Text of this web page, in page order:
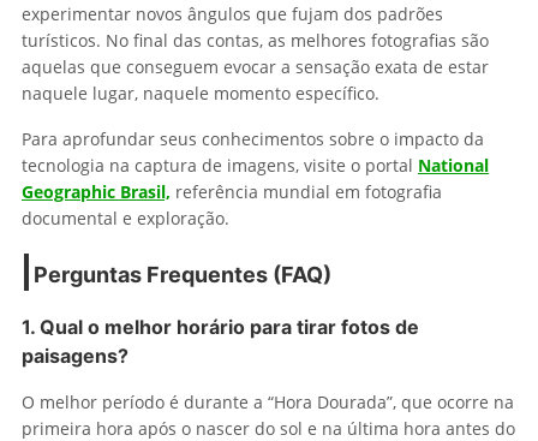
experimentar novos ângulos que fujam dos padrões
turísticos. No final das contas, as melhores fotografias são
aquelas que conseguem evocar a sensação exata de estar
naquele lugar, naquele momento específico.
Para aprofundar seus conhecimentos sobre o impacto da
tecnologia na captura de imagens, visite o portal National
Geographic Brasil, referência mundial em fotografia
documental e exploração.
Perguntas Frequentes (FAQ)
1. Qual o melhor horário para tirar fotos de
paisagens?
O melhor período é durante a “Hora Dourada”, que ocorre na
primeira hora após o nascer do sol e na última hora antes do